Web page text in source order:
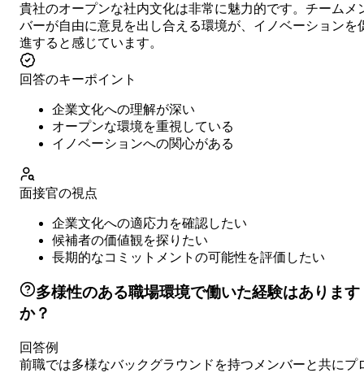
貴社のオープンな社内文化は非常に魅力的です。チームメ
バーが自由に意見を出し合える環境が、イノベーションを
進すると感じています。
回答のキーポイント
企業文化への理解が深い
オープンな環境を重視している
イノベーションへの関心がある
面接官の視点
企業文化への適応力を確認したい
候補者の価値観を探りたい
長期的なコミットメントの可能性を評価したい
多様性のある職場環境で働いた経験はあります
か？
回答例
前職では多様なバックグラウンドを持つメンバーと共にプ